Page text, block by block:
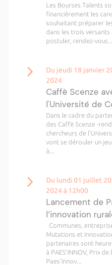
Les Bourses Talents
financièrement les
souhaitant préparer
dans les trois
postuler, rendez-vous...
Du jeudi 18 janvier
2024
Caffè Scenze
l'Université de
Dans le cadre du
des Caffè Scenze -
chercheurs de
vont se dérouler un
à...
Du lundi 01 juillet
2024 à 12h00
Lancement de
l’innovation
Communes,
Mutations et
partenaires sont
à PAES’INNOV, Prix
Paes’Innov...